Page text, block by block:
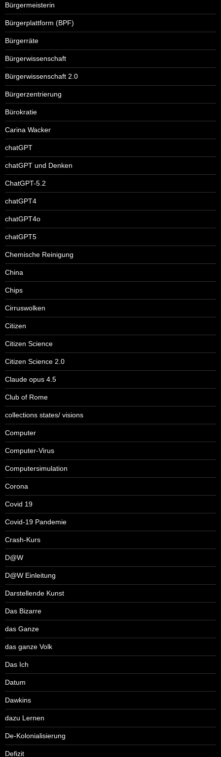
Bürgermeisterin
Bürgerplattform (BPF)
Bürgerräte
Bürgerwissenschaft
Bürgerwissenschaft 2.0
Bürgerzentrierung
Bürokratie
Carina Wacker
chatGPT
chatGPT und Denken
ChatGPT-5.2
chatGPT4
chatGPT4o
chatGPT5
Chemische Reinigung
China
Chips
Cirruswolken
Citizen
Citizen Science
Citizen Science 2.0
Claude opus 4.5
Club of Rome
collections states/ visions
Computer
Computer-Virus
Computersimulation
Corona
Covid 19
Covid-19 Pandemie
Crash-Kurs
D@W
D@W Einleitung
Darstellende Kunst
Das Bizarre
das Ganze
das ganze Volk
Das Ich
Datum
Dawkins
dazu Lernen
De-Kolonialisierung
Defizit